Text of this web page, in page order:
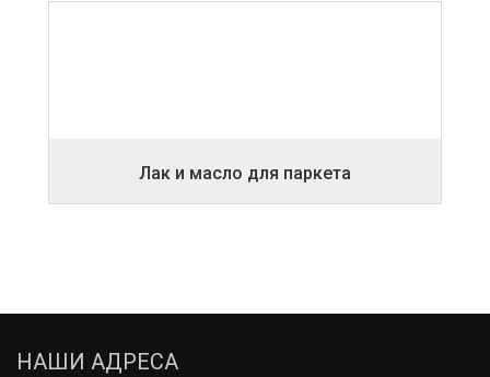
Лак и масло для паркета
НАШИ АДРЕСА